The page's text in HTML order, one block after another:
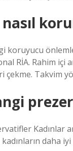
koruyucu
RİA. Rahim
çekme. Takvim
daha